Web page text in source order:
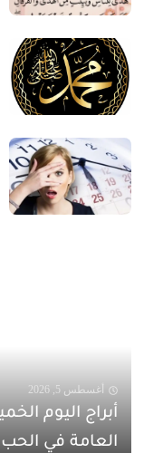
أغسطس 5, 2026
العامة في